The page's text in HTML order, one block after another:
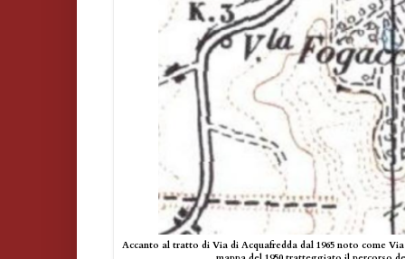
Accanto al tratto di Via di Acquafredda dal 1965 noto come